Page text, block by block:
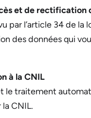
et de rectification
par l’article 34 de
des données qui
à la CNIL
le traitement
CNIL.